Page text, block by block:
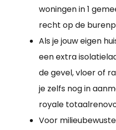
woningen in 1
recht op de
Als je jouw eigen
een extra
de gevel, vloer of
je zelfs nog in
royale
Voor